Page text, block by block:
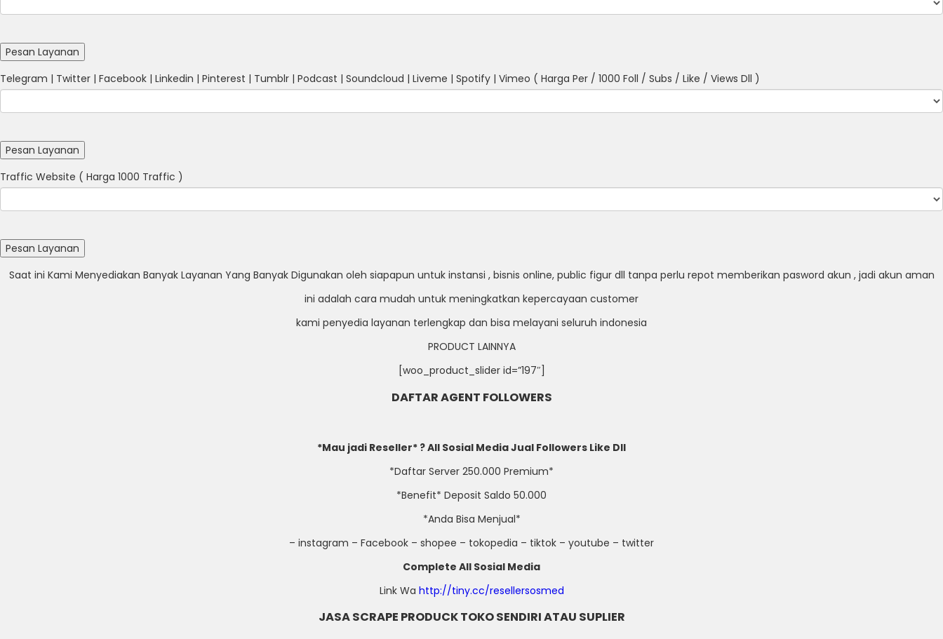
Telegram | Twitter | Facebook | Linkedin | Pinterest | Tumblr | Podcast | Soundcloud | Liveme | Spotify | Vimeo ( Harga Per / 1000 Foll / Subs / Like / Views Dll )
Traffic Website ( Harga 1000 Traffic )
Saat ini Kami Menyediakan Banyak Layanan Yang Banyak Digunakan oleh siapapun untuk instansi , bisnis online, public figur dll tanpa perlu repot memberikan pasword akun , jadi akun aman
ini adalah cara mudah untuk meningkatkan kepercayaan customer
kami penyedia layanan terlengkap dan bisa melayani seluruh indonesia
PRODUCT LAINNYA
[woo_product_slider id=”197″]
DAFTAR AGENT FOLLOWERS
*Mau jadi Reseller* ? All Sosial Media Jual Followers Like Dll
*Daftar Server 250.000 Premium*
*Benefit* Deposit Saldo 50.000
*Anda Bisa Menjual*
– instagram – Facebook – shopee – tokopedia – tiktok – youtube – twitter
Complete All Sosial Media
Link Wa http://tiny.cc/resellersosmed
JASA SCRAPE PRODUCK TOKO SENDIRI ATAU SUPLIER